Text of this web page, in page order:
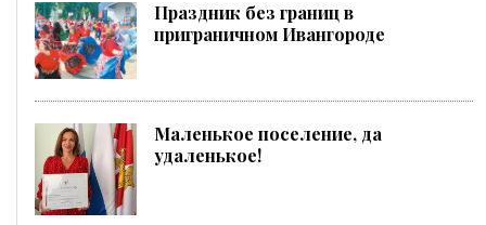
Праздник без границ в
приграничном Ивангороде
Маленькое поселение, да
удаленькое!